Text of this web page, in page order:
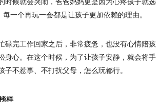
每一个再玩一会都是让孩子更加依赖的理由。
碌完工作回家之后，非常疲惫，也没有心情陪孩
身心。在这个时候，为了让孩子安静，就会将手
子不惹事、不打扰父母，怎么玩都行。
样